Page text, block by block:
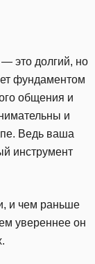
это долгий, но
фундаментом
общения и
и
Ведь ваша
инструмент
и чем раньше
увереннее он